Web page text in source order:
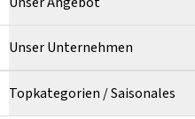
Unser Unternehmen
Topkategorien / Saisonales